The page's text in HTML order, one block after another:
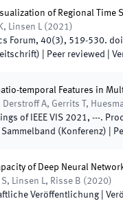
of Regional Time
Linsen L( 2021)
Forum, 40(3), 519-530.
| Peer reviewed
temporal Features in
Derstroff A, Gerrits T,
of IEEE VIS 2021, ---.
(Konferenz) |
of Deep Neural
Linsen L, Risse B ( 2020)
Veröffentlichung